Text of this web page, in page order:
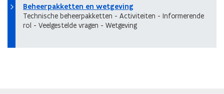
Beheerpakketten en wetgeving
Technische beheerpakketten - Activiteiten - Informerende
rol - Veelgestelde vragen - Wetgeving